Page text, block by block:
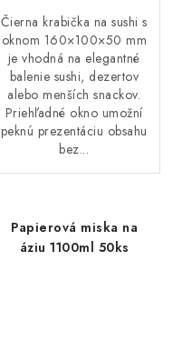
Čierna krabička na sushi s
oknom 160×100×50 mm
je vhodná na elegantné
balenie sushi, dezertov
alebo menších snackov.
Priehľadné okno umožní
peknú prezentáciu obsahu
bez...
Papierová miska na
áziu 1100ml 50ks